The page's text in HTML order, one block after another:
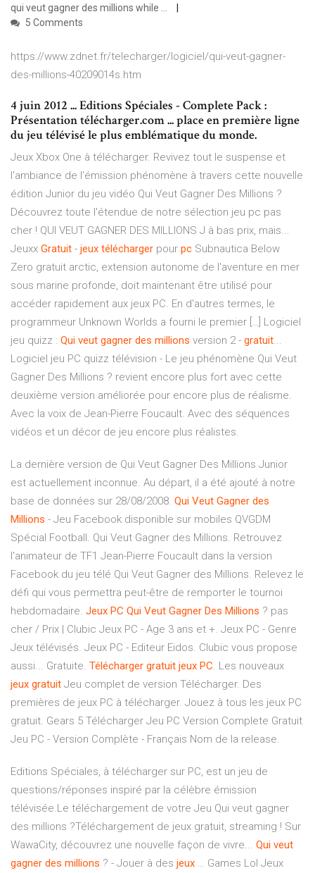
qui veut gagner des millions while ...
5 Comments
https://www.zdnet.fr/telecharger/logiciel/qui-veut-gagner-
des-millions-40209014s.htm
4 juin 2012 ... Editions Spéciales - Complete Pack :
Présentation télécharger.com ... place en première ligne
du jeu télévisé le plus emblématique du monde.
Jeux Xbox One à télécharger. Revivez tout le suspense et
l'ambiance de l'émission phénomène à travers cette nouvelle
édition Junior du jeu vidéo Qui Veut Gagner Des Millions ?
Découvrez toute l'étendue de notre sélection jeu pc pas
cher ! QUI VEUT GAGNER DES MILLIONS J à bas prix, mais...
Jeuxx Gratuit - jeux télécharger pour pc Subnautica Below
Zero gratuit arctic, extension autonome de l'aventure en mer
sous marine profonde, doit maintenant être utilisé pour
accéder rapidement aux jeux PC. En d'autres termes, le
programmeur Unknown Worlds a fourni le premier […] Logiciel
jeu quizz : Qui veut gagner des millions version 2 - gratuit...
Logiciel jeu PC quizz télévision - Le jeu phénomène Qui Veut
Gagner Des Millions ? revient encore plus fort avec cette
deuxième version améliorée pour encore plus de réalisme.
Avec la voix de Jean-Pierre Foucault. Avec des séquences
vidéos et un décor de jeu encore plus réalistes.
La dernière version de Qui Veut Gagner Des Millions Junior
est actuellement inconnue. Au départ, il a été ajouté à notre
base de données sur 28/08/2008. Qui Veut Gagner des
Millions - Jeu Facebook disponible sur mobiles QVGDM
Spécial Football. Qui Veut Gagner des Millions. Retrouvez
l'animateur de TF1 Jean-Pierre Foucault dans la version
Facebook du jeu télé Qui Veut Gagner des Millions. Relevez le
défi qui vous permettra peut-être de remporter le tournoi
hebdomadaire. Jeux PC Qui Veut Gagner Des Millions ? pas
cher / Prix | Clubic Jeux PC - Age 3 ans et +. Jeux PC - Genre
Jeux télévisés. Jeux PC - Editeur Eidos. Clubic vous propose
aussi... Gratuite. Télécharger gratuit jeux PC. Les nouveaux
jeux gratuit Jeu complet de version Télécharger. Des
premières de jeux PC à télécharger. Jouez à tous les jeux PC
gratuit. Gears 5 Télécharger Jeu PC Version Complete Gratuit
Jeu PC - Version Complète - Français Nom de la release.
Editions Spéciales, à télécharger sur PC, est un jeu de
questions/réponses inspiré par la célèbre émission
télévisée.Le téléchargement de votre Jeu Qui veut gagner
des millions ?Téléchargement de jeux gratuit, streaming ! Sur
WawaCity, découvrez une nouvelle façon de vivre... Qui veut
gagner des millions ? - Jouer à des jeux … Games Lol Jeux